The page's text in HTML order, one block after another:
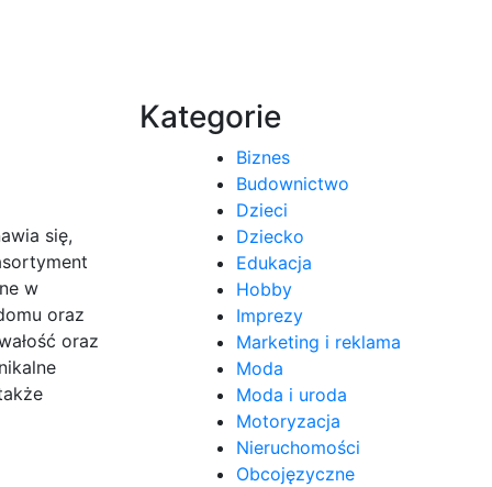
się,
w
oraz
oraz
Kategorie
Biznes
Budownictwo
Dzieci
Dziecko
Edukacja
Hobby
Imprezy
Marketing i reklama
Moda
Moda i uroda
Motoryzacja
Nieruchomości
Obcojęzyczne